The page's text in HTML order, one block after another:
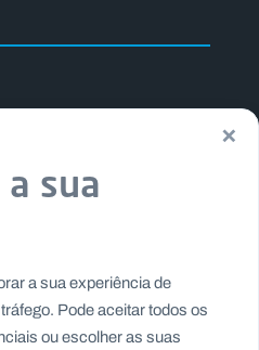
×
sua
a sua experiência de
Pode aceitar todos os
ou escolher as suas